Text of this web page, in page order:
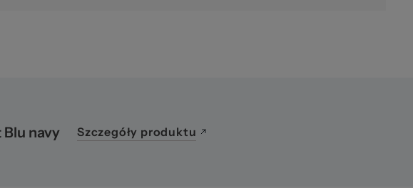
navy Szczegóły produktu